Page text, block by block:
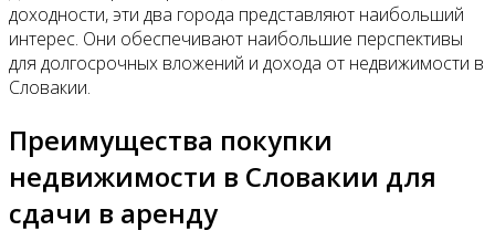
доходности, эти два города представляют наибольший
интерес. Они обеспечивают наибольшие перспективы
для долгосрочных вложений и дохода от недвижимости в
Словакии.
Преимущества покупки
недвижимости в Словакии для
сдачи в аренду